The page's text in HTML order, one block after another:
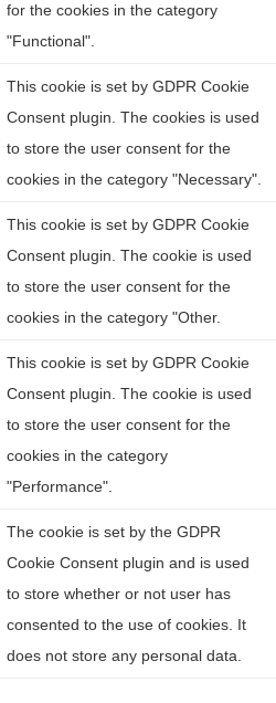
for the cookies in the category
"Functional".
This cookie is set by GDPR Cookie
Consent plugin. The cookies is used
to store the user consent for the
cookies in the category "Necessary".
This cookie is set by GDPR Cookie
Consent plugin. The cookie is used
to store the user consent for the
cookies in the category "Other.
This cookie is set by GDPR Cookie
Consent plugin. The cookie is used
to store the user consent for the
cookies in the category
"Performance".
The cookie is set by the GDPR
Cookie Consent plugin and is used
to store whether or not user has
consented to the use of cookies. It
does not store any personal data.